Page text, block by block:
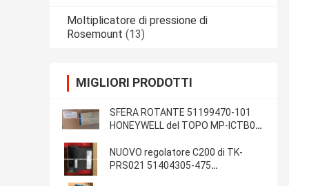
Moltiplicatore di pressione di
Rosemount (13)
MIGLIORI PRODOTTI
SFERA ROTANTE 51199470-101
HONEYWELL del TOPO MP-ICTB01-
NUOVO regolatore C200 di TK-
PRS021 51404305-475